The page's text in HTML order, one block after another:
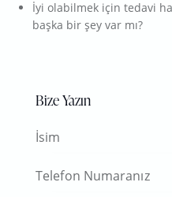
İyi olabilmek için tedavi
başka bir şey var mı?
Bize Yazın